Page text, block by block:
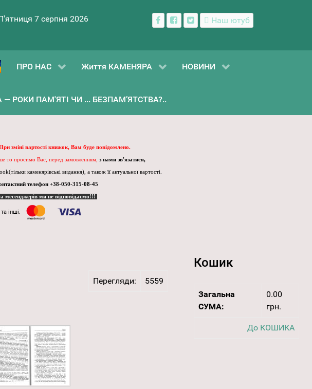
7 серпня 2026 Наш ютуб
ПРО НАС Життя КАМЕНЯРА НОВИНИ
— РОКИ ПАМ'ЯТІ ЧИ ... БЕЗПАМ’ЯТСТВА?..
зміні вартості книжок, Вам буде повідомлено.
то просимо Вас, перед замовленням, з нами зв'язатися,
каменярівські видання), а також її актуальної вартості.
телефон +38-050-315-08-45
месенджерів ми не відповідаємо!!!
інші.
Перегляди: 5559
Кошик
Загальна
СУМА:
0.00
грн.
До КОШИКА